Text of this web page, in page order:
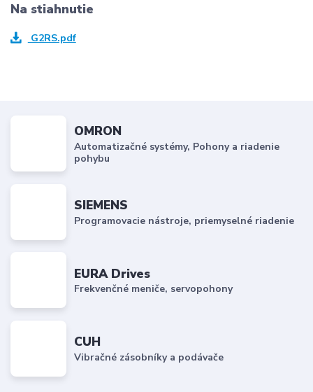
Na stiahnutie
G2RS.pdf
OMRON
Automatizačné systémy, Pohony a riadenie
pohybu
SIEMENS
Programovacie nástroje, priemyselné riadenie
EURA Drives
Frekvenčné meniče, servopohony
CUH
Vibračné zásobníky a podávače